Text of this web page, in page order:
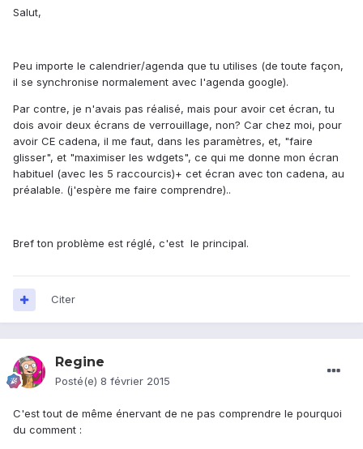
Salut,
Peu importe le calendrier/agenda que tu utilises (de toute façon,
il se synchronise normalement avec l'agenda google).
Par contre, je n'avais pas réalisé, mais pour avoir cet écran, tu
dois avoir deux écrans de verrouillage, non? Car chez moi, pour
avoir CE cadena, il me faut, dans les paramètres, et, "faire
glisser", et "maximiser les wdgets", ce qui me donne mon écran
habituel (avec les 5 raccourcis)+ cet écran avec ton cadena, au
préalable. (j'espère me faire comprendre)..
Bref ton problème est réglé, c'est le principal.
Citer
Regine
Posté(e) 8 février 2015
C'est tout de même énervant de ne pas comprendre le pourquoi
du comment :